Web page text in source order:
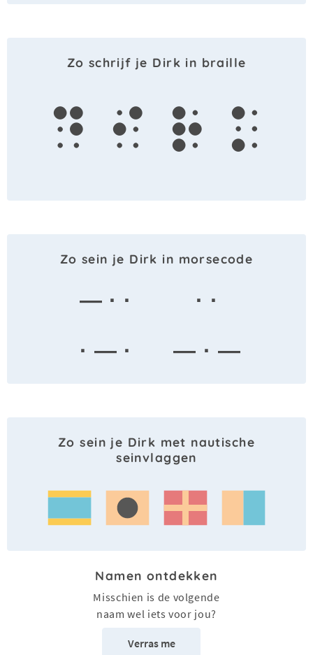
Zo schrijf je Dirk in braille
d i r k
Zo sein je Dirk in morsecode
— · ·
· ·
· — ·
— · —
Zo sein je Dirk met nautische
seinvlaggen
Namen ontdekken
Misschien is de volgende
naam wel iets voor jou?
Verras me